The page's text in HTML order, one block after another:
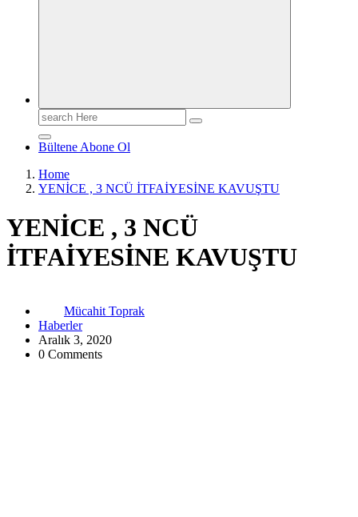
Search
for:
Bültene Abone Ol
Home
YENİCE , 3 NCÜ İTFAİYESİNE KAVUŞTU
YENİCE , 3 NCÜ
İTFAİYESİNE KAVUŞTU
Mücahit Toprak
Haberler
Aralık 3, 2020
0 Comments